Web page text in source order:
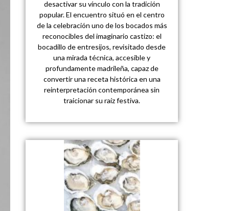
desactivar su vínculo con la tradición
popular. El encuentro situó en el centro
de la celebración uno de los bocados más
reconocibles del imaginario castizo: el
bocadillo de entresijos, revisitado desde
una mirada técnica, accesible y
profundamente madrileña, capaz de
convertir una receta histórica en una
reinterpretación contemporánea sin
traicionar su raíz festiva.